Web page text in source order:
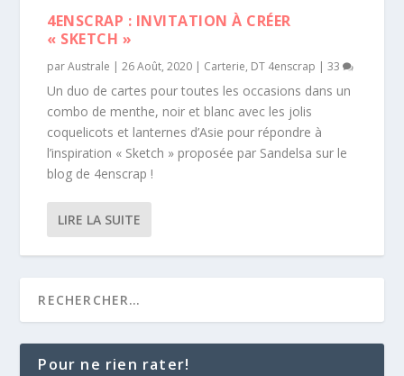
4ENSCRAP : INVITATION À CRÉER
« SKETCH »
parAustrale |26 Août, 2020 | Carterie, DT 4enscrap |33
Un duo de cartes pour toutes les occasions dans un
combo de menthe, noir et blanc avec les jolis
coquelicots et lanternes d’Asie pour répondre à
l’inspiration « Sketch » proposée par Sandelsa sur le
blog de 4enscrap !
LIRE LA SUITE
Pour ne rien rater!